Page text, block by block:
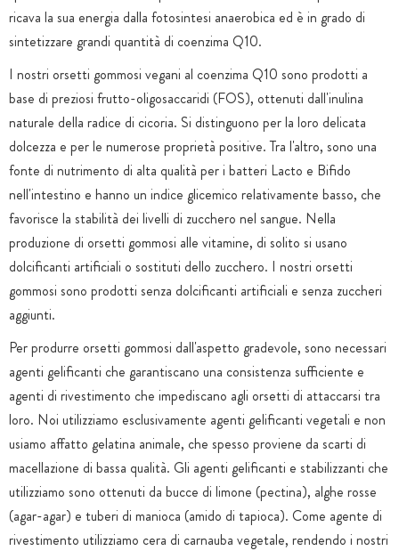
ricava la sua energia dalla fotosintesi anaerobica ed è in grado di
sintetizzare grandi quantità di coenzima Q10.
I nostri orsetti gommosi vegani al coenzima Q10 sono prodotti a
base di preziosi frutto-oligosaccaridi (FOS), ottenuti dall'inulina
naturale della radice di cicoria. Si distinguono per la loro delicata
dolcezza e per le numerose proprietà positive. Tra l'altro, sono una
fonte di nutrimento di alta qualità per i batteri Lacto e Bifido
nell'intestino e hanno un indice glicemico relativamente basso, che
favorisce la stabilità dei livelli di zucchero nel sangue. Nella
produzione di orsetti gommosi alle vitamine, di solito si usano
dolcificanti artificiali o sostituti dello zucchero. I nostri orsetti
gommosi sono prodotti senza dolcificanti artificiali e senza zuccheri
aggiunti.
Per produrre orsetti gommosi dall'aspetto gradevole, sono necessari
agenti gelificanti che garantiscano una consistenza sufficiente e
agenti di rivestimento che impediscano agli orsetti di attaccarsi tra
loro. Noi utilizziamo esclusivamente agenti gelificanti vegetali e non
usiamo affatto gelatina animale, che spesso proviene da scarti di
macellazione di bassa qualità. Gli agenti gelificanti e stabilizzanti che
utilizziamo sono ottenuti da bucce di limone (pectina), alghe rosse
(agar-agar) e tuberi di manioca (amido di tapioca). Come agente di
rivestimento utilizziamo cera di carnauba vegetale, rendendo i nostri